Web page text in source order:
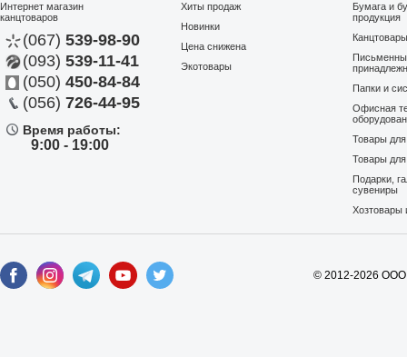
Интернет магазин
канцтоваров
(067) 539-98-90
(093) 539-11-41
(050) 450-84-84
(056) 726-44-95
Время работы:
9:00 - 19:00
Хиты продаж
Новинки
Цена снижена
Экотовары
Бумага и
продукция
Папки и
Офисная
Товары
Товары
Подарки,
сувениры
Хозтовары
© 2012-2026